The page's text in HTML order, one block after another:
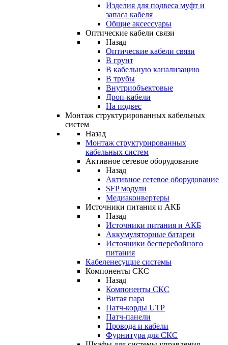
Изделия для подвеса муфт и
запаса кабеля
Общие аксессуары
Оптические кабели связи
Назад
Оптические кабели связи
В грунт
В кабельную канализацию
В трубы
Внутриобъектовые
Дроп-кабели
На подвес
Монтаж структурированных кабельных
систем
Назад
Монтаж структурированных
кабельных систем
Активное сетевое оборудование
Назад
Активное сетевое оборудование
SFP модули
Медиаконвертеры
Источники питания и АКБ
Назад
Источники питания и АКБ
Аккумуляторные батареи
Источники бесперебойного
питания
Кабеленесущие системы
Компоненты СКС
Назад
Компоненты СКС
Витая пара
Патч-корды UTP
Патч-панели
Провода и кабели
Фурнитура для СКС